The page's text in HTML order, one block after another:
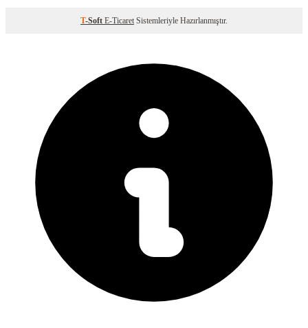
T-Soft E-Ticaret Sistemleriyle Hazırlanmıştır.